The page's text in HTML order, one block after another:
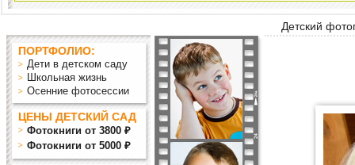
Детский
ПОРТФОЛИО:
Дети в детском саду
Школьная жизнь
Осенние фотосессии
ЦЕНЫ ДЕТСКИЙ САД
Фотокниги от 3800 ₽
Фотокниги от 5000 ₽